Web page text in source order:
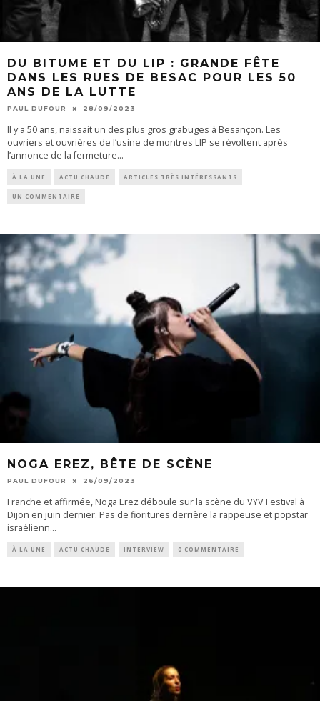
DU BITUME ET DU LIP : GRANDE FÊTE
DANS LES RUES DE BESAC POUR LES 50
ANS DE LA LUTTE
PAUL DUFOUR 28/09/2023
Il y a 50 ans, naissait un des plus gros grabuges à Besançon. Les
ouvriers et ouvrières de l’usine de montres LIP se révoltent après
l’annonce de la fermeture...
À LA UNE ACTU CHAUDE ARTICLES TRÈS INTÉRESSANTS
UN COMMENTAIRE
NOGA EREZ, BÊTE DE SCÈNE
PAUL DUFOUR 26/09/2023
Franche et affirmée, Noga Erez déboule sur la scène du VYV Festival à
Dijon en juin dernier. Pas de fioritures derrière la rappeuse et popstar
israélienn...
À LA UNE ACTU CHAUDE INTERVIEW 0 COMMENTAIRE